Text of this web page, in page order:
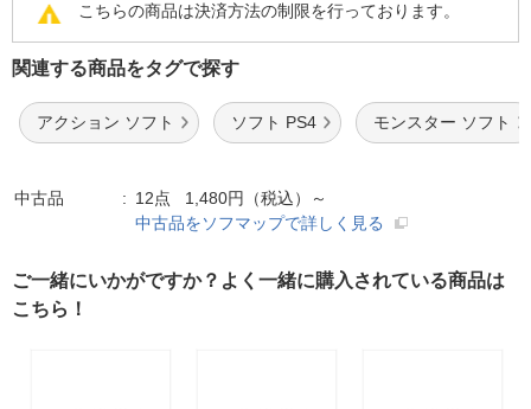
こちらの商品は決済方法の制限を行っております。
関連する商品をタグで探す
アクション ソフト ソフト PS4 モンスター ソフト
中古品
12点 1,480円（税込）～
中古品をソフマップで詳しく見る
ご一緒にいかがですか？よく一緒に購入されている商品は
こちら！